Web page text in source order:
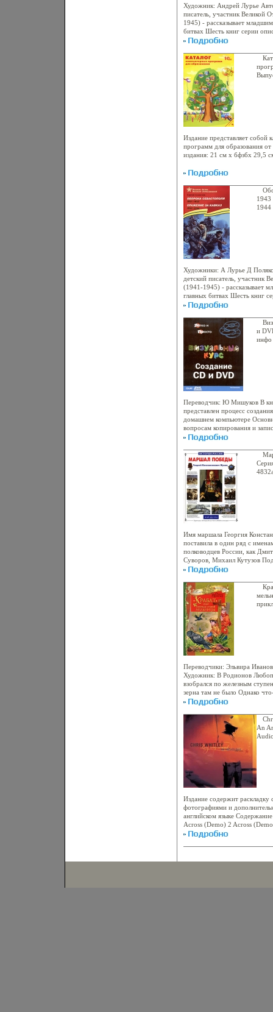
Художник: Андрей Лурье
писатель, участник Великой
1945) - рассказывает
битвах Шесть книг серии
народа в освобождении
великой Московской битве
летию Победы в Великой
внутри? Содержание 1 | 2
бкузбкниг "Сын великана"
мальчика" (1962),
(1969), сборника повестей и
"Суворовские сапоги" (1962),
истории" (1966), "Небывалое
Издание представляет собой
программ для образования
издания: 21 см х бфзбх 29,5
1943
1944
Художники: А Лурье Д
детский писатель, участник
(1941-1945) - рассказывает
главных битвах Шесть книг
нашего народа в
героям Севастополя (1941-
Издается к 65-летию Победы
войне Что внутри?
Алексеев Автор книг "Сын
крепостного мальчика"
"Декабристы" (1969),
"Колокола" (1961),
рассказов из русской
и
инфо
Переводчик: Ю Мишуков В
представлен процесс
домашнем компьютере
вопросам копирования и
помаьввфощью программ
пользователю создавать и
CD с данными, а также
CD и DVD-носители Книга
иллюстраций, которые
инструментов создания CD
Банзель Tom Bunzel.
Имя маршала Георгия
поставила в один ряд с
полководцев России, как
Суворов, Михаил Кутузов
Красной Ааьвгйрмии удалось
Сталинград, Курская дуга,
Берлина - все эти битвы
величайшие заслуги перед
поручено принимать
фашистской Германии в
Красной площади В памяти
останется Маршалом Победы
Воскобойников.
Переводчики: Эльвира
Художник: В Родионов
взобрался по железным
зерна там не было Однако
На первый взгляд - мелкая
Ужас охватил мальчика Крик
глотке Автор Отфрид
Пройслер родился 20
Рейхбкупденберге
Отец его в свободное время
края, собирал местные
Отфрид полюбил читать
An
Издание содержит раскладку
фотографиями и
английском языке
Across (Demo) 2 Across
Weiаьвкжghtless (Daniel